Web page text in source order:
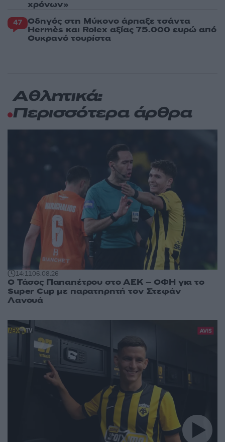
χρόνων»
47 Οδηγός στη Μύκονο άρπαξε τσάντα
Hermès και Rolex αξίας 75.000 ευρώ από
Ουκρανό τουρίστα
Αθλητικά:
Περισσότερα άρθρα
14:1106.08.26
Ο Τάσος Παπαπέτρου στο ΑΕΚ – ΟΦΗ για το
Super Cup με παρατηρητή τον Στεφάν
Λανουά